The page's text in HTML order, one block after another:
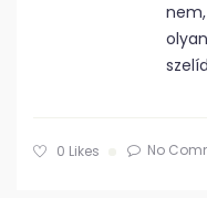
olyan
0 Likes No